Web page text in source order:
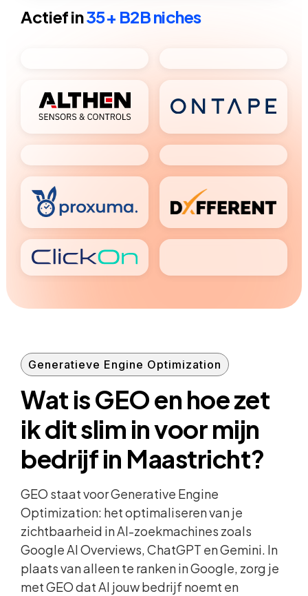
Actief in35+ B2B niches
Generatieve Engine Optimization
Wat is GEO en hoe zet
ik dit slim in voor mijn
bedrijf in Maastricht?
GEO staat voor Generative Engine
Optimization: het optimaliseren van je
zichtbaarheid in AI-zoekmachines zoals
Google AI Overviews, ChatGPT en Gemini. In
plaats van alleen te ranken in Google, zorg je
met GEO dat AI jouw bedrijf noemt en